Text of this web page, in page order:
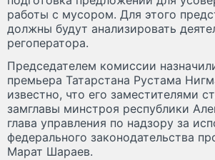
работы с мусором. Для этого
должны будут анализировать
регоператора.
Председателем комиссии
премьера Татарстана Рустама
известно, что его заместителями
замглавы минстроя республики
глава управления по надзору за
федерального законодательства
Марат Шараев.